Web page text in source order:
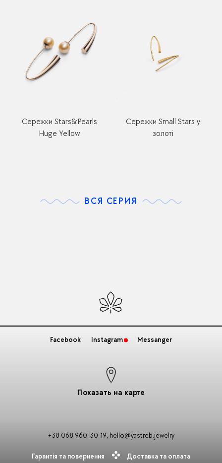
Сережки Stars&Pearls
Huge Yellow
Сережки Small Stars у
золоті
ВСЯ СЕРИЯ
Facebook Instagram Messanger
Показать на карте
+38 068 960-30-19, hello@yastreb.jewelry
Гарантія та повернення Доставка та оплата